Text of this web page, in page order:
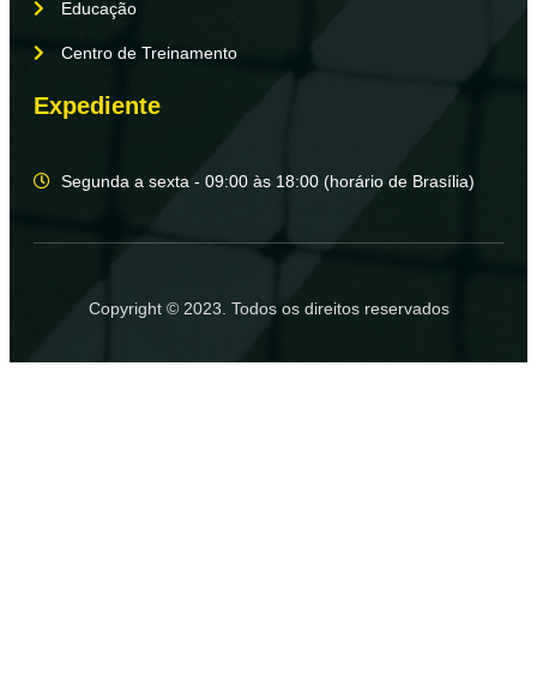
Educação
Centro de Treinamento
Expediente
Segunda a sexta - 09:00 às 18:00 (horário de Brasília)
Copyright © 2023. Todos os direitos reservados